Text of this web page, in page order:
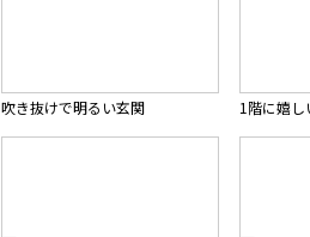
吹き抜けで明るい玄関 1階に嬉し